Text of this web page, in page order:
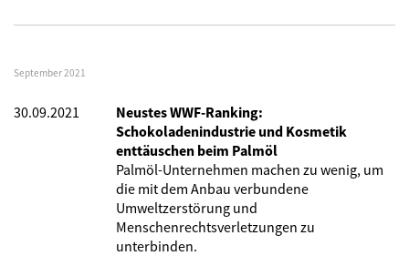
September 2021
30.09.2021
Neustes WWF-Ranking:
Schokoladenindustrie und Kosmetik
enttäuschen beim Palmöl
Palmöl-Unternehmen machen zu wenig, um
die mit dem Anbau verbundene
Umweltzerstörung und
Menschenrechtsverletzungen zu
unterbinden.